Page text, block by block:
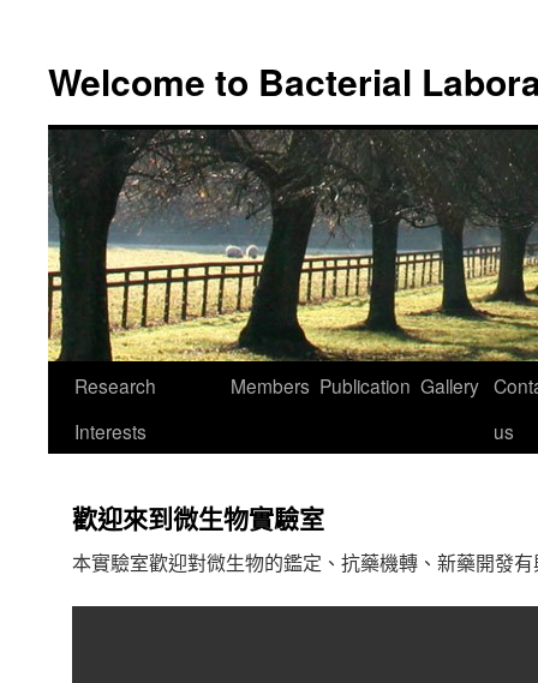
主
內
容
Welcome to Bacterial
Research
Interests
Members Publication Gallery
us
歡迎來到微生物實驗室
本實驗室歡迎對微生物的鑑定、抗藥機轉、新藥開發